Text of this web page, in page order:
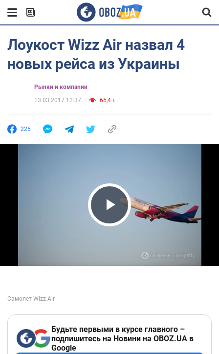
Лоукост Wizz Air назвал 4
новых рейса из Украины
Рынки и компании
13.03.2017 12:37
65,4 т.
225
Play Video
Будьте первыми в курсе главного –
подпишитесь на Новини на OBOZ.UA в
Google